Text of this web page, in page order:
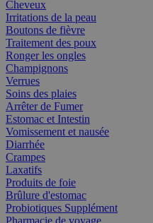
Cheveux
Irritations de la peau
Boutons de fièvre
Traitement des poux
Ronger les ongles
Champignons
Verrues
Soins des plaies
Arrêter de Fumer
Estomac et Intestin
Vomissement et nausée
Diarrhée
Crampes
Laxatifs
Produits de foie
Brûlure d'estomac
Probiotiques Supplément